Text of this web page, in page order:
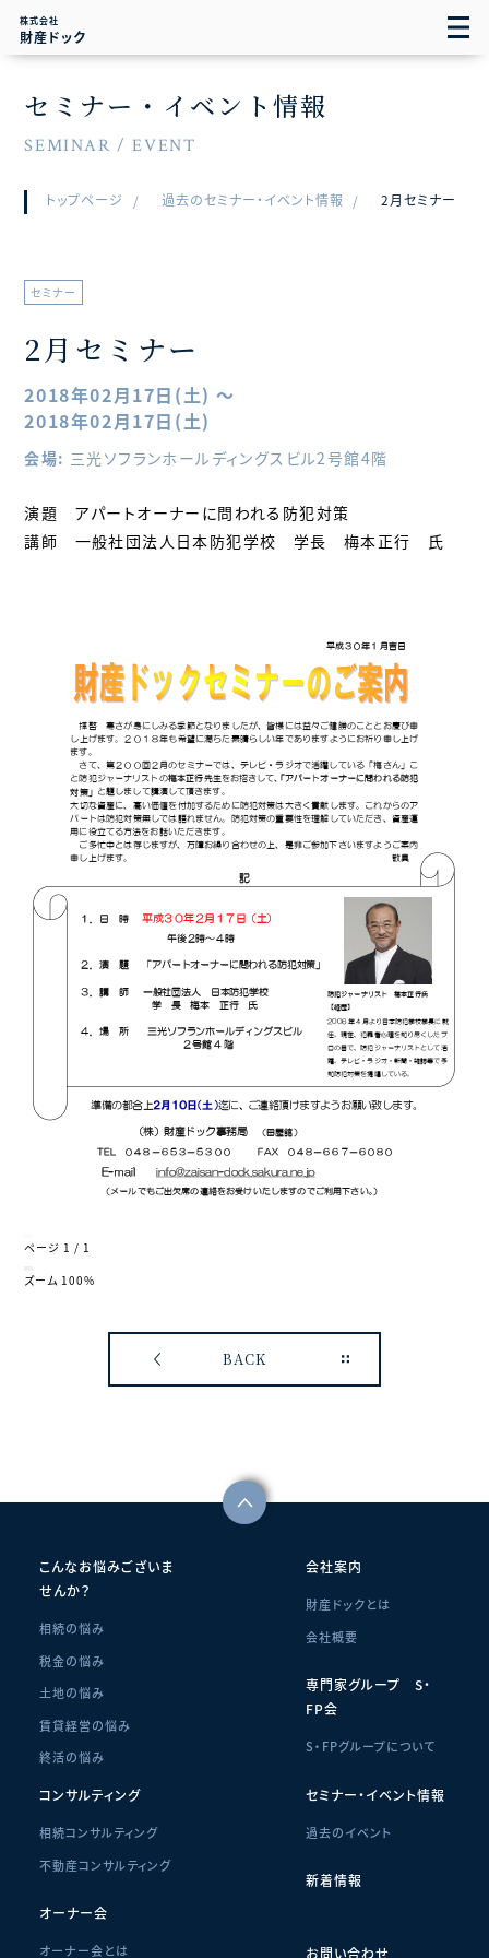
株式会社
財産ドック
セミナー・イベント情報
SEMINAR / EVENT
トップページ 過去のセミナー・イベント情報 2月セミナー
セミナー
2月セミナー
2018年02月17日(土) ～
2018年02月17日(土)
会場: 三光ソフランホールディングスビル2号館4階
演題 アパートオーナーに問われる防犯対策
講師 一般社団法人日本防犯学校 学長 梅本正行 氏
ページ 1 / 1
ズーム 100%
BACK
こんなお悩みございま
せんか？
相続の悩み
税金の悩み
土地の悩み
賃貸経営の悩み
終活の悩み
会社案内
財産ドックとは
会社概要
専門家グループ S・
FP会
S・FPグループについて
コンサルティング
相続コンサルティング
不動産コンサルティング
オーナー会
オーナー会とは
セミナー・イベント情報
過去のイベント
新着情報
お問い合わせ